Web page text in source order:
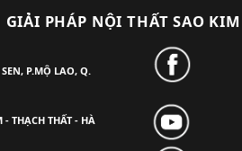
GIẢI PHÁP NỘI THẤT SAO KIM
P.MỘ LAO, Q.
THẠCH THẤT - HÀ